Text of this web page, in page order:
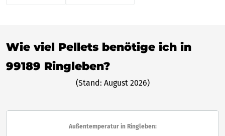
Wie viel Pellets benötige ich in
99189 Ringleben?
(Stand: August 2026)
Außentemperatur in Ringleben: